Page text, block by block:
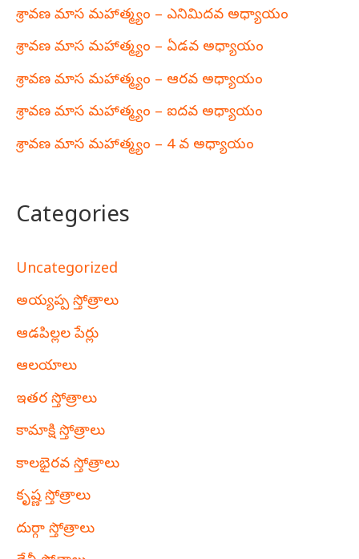
శ్రావణ మాస మహాత్మ్యం – ఎనిమిదవ అధ్యాయం
శ్రావణ మాస మహాత్మ్యం – ఏడవ అధ్యాయం
శ్రావణ మాస మహాత్మ్యం – ఆరవ అధ్యాయం
శ్రావణ మాస మహాత్మ్యం – ఐదవ అధ్యాయం
శ్రావణ మాస మహాత్మ్యం – 4 వ అధ్యాయం
Categories
Uncategorized
అయ్యప్ప స్తోత్రాలు
ఆడపిల్లల పేర్లు
ఆలయాలు
ఇతర స్తోత్రాలు
కామాక్షి స్తోత్రాలు
కాలభైరవ స్తోత్రాలు
కృష్ణ స్తోత్రాలు
దుర్గా స్తోత్రాలు